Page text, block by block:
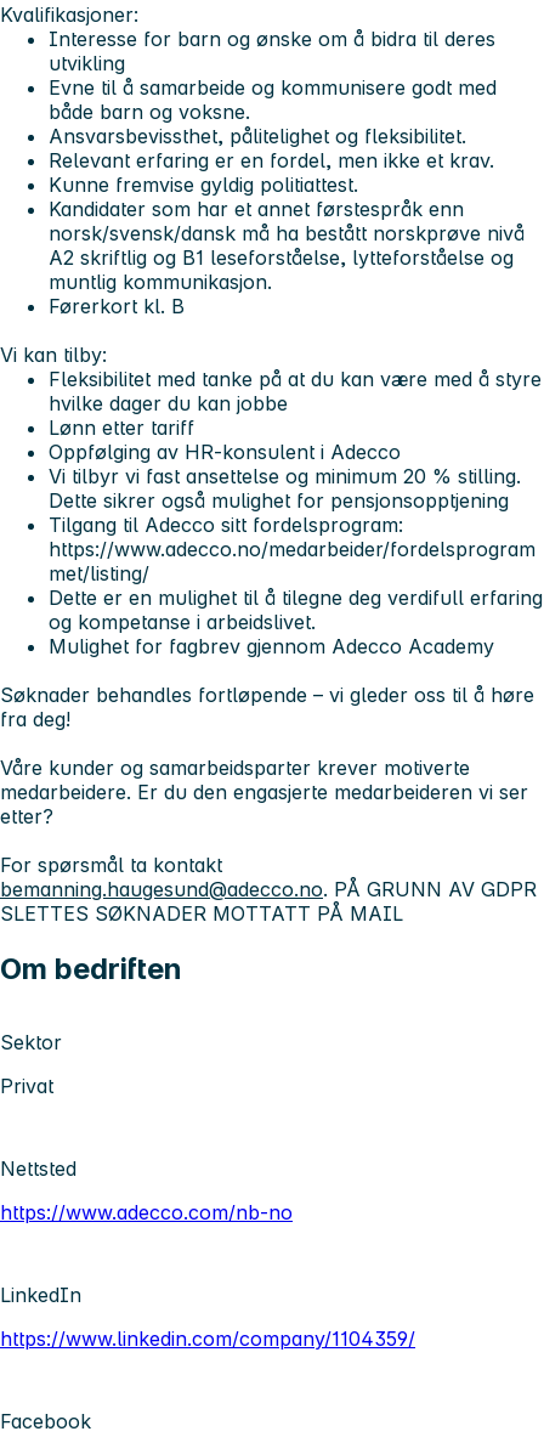
Kvalifikasjoner:
Interesse for barn og ønske om å bidra til deres
utvikling
Evne til å samarbeide og kommunisere godt med
både barn og voksne.
Ansvarsbevissthet, pålitelighet og fleksibilitet.
Relevant erfaring er en fordel, men ikke et krav.
Kunne fremvise gyldig politiattest.
Kandidater som har et annet førstespråk enn
norsk/svensk/dansk må ha bestått norskprøve nivå
A2 skriftlig og B1 leseforståelse, lytteforståelse og
muntlig kommunikasjon.
Førerkort kl. B
Vi kan tilby:
Fleksibilitet med tanke på at du kan være med å styre
hvilke dager du kan jobbe
Lønn etter tariff
Oppfølging av HR-konsulent i Adecco
Vi tilbyr vi fast ansettelse og minimum 20 % stilling.
Dette sikrer også mulighet for pensjonsopptjening
Tilgang til Adecco sitt fordelsprogram:
https://www.adecco.no/medarbeider/fordelsprogram
met/listing/
Dette er en mulighet til å tilegne deg verdifull erfaring
og kompetanse i arbeidslivet.
Mulighet for fagbrev gjennom Adecco Academy
Søknader behandles fortløpende – vi gleder oss til å høre
fra deg!
Våre kunder og samarbeidsparter krever motiverte
medarbeidere. Er du den engasjerte medarbeideren vi ser
etter?
For spørsmål ta kontakt
bemanning.haugesund@adecco.no. PÅ GRUNN AV GDPR
SLETTES SØKNADER MOTTATT PÅ MAIL
Om bedriften
Sektor
Privat
Nettsted
https://www.adecco.com/nb-no
LinkedIn
https://www.linkedin.com/company/1104359/
Facebook